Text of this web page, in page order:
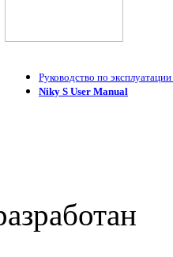
Руководство по
Niky S User Manual